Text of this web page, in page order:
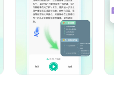
智能助手将快速输出对应场景方案
片，用AI的无限创意，释放你绘画